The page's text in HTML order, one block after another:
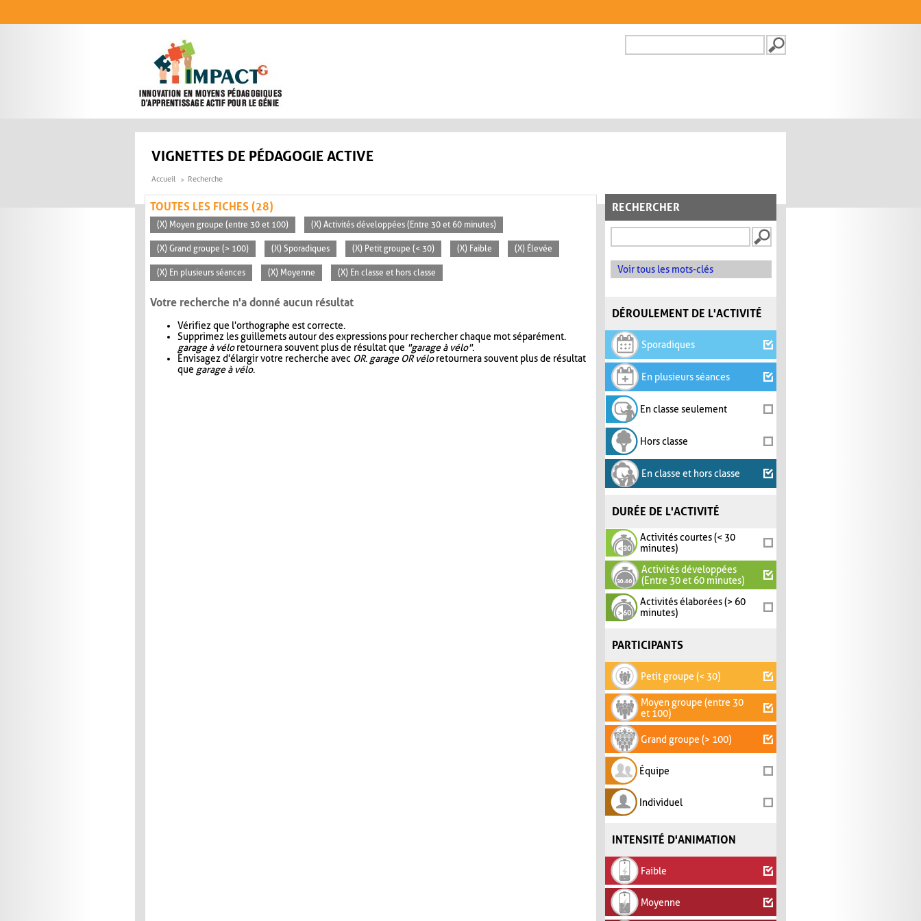
FORMULAIRE DE
VIGNETTES DE PÉDAGOGIE ACTIVE
Accueil Recherche
RECHERCHER
Voir tous les mots-clés
DÉROULEMENT DE L'ACTIVITÉ
Sporadiques
En plusieurs séances
En classe seulement
Hors classe
En classe et hors classe
DURÉE DE L'ACTIVITÉ
Activités courtes (< 30
minutes)
Activités développées
(Entre 30 et 60 minutes)
Activités élaborées (> 60
minutes)
PARTICIPANTS
Petit groupe (< 30)
Moyen groupe (entre 30
et 100)
Grand groupe (> 100)
Équipe
Individuel
INTENSITÉ D'ANIMATION
Faible
Moyenne
TOUTES LES FICHES (28)
(X) Moyen groupe (entre 30 et 100) (X) Activités développées (Entre 30 et 60 minutes)
(X) Grand groupe (> 100) (X) Sporadiques (X) Petit groupe (< 30) (X) Faible (X) Élevée
(X) En plusieurs séances (X) Moyenne (X) En classe et hors classe
Votre recherche n'a donné aucun résultat
Vérifiez que l'orthographe est correcte.
Supprimez les guillemets autour des expressions pour rechercher chaque mot séparément.
garage à véloretournera souvent plus de résultat que "garage à vélo".
Envisagez d'élargir votre recherche avec OR. garage OR véloretournera souvent plus de résultat
que garage à vélo.